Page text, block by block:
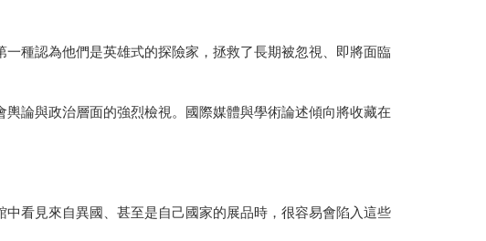
種認為他們是英雄式的探險家，拯救了長期被忽視、即將面臨
論與政治層面的強烈檢視。國際媒體與學術論述傾向將收藏在
看見來自異國、甚至是自己國家的展品時，很容易會陷入這些